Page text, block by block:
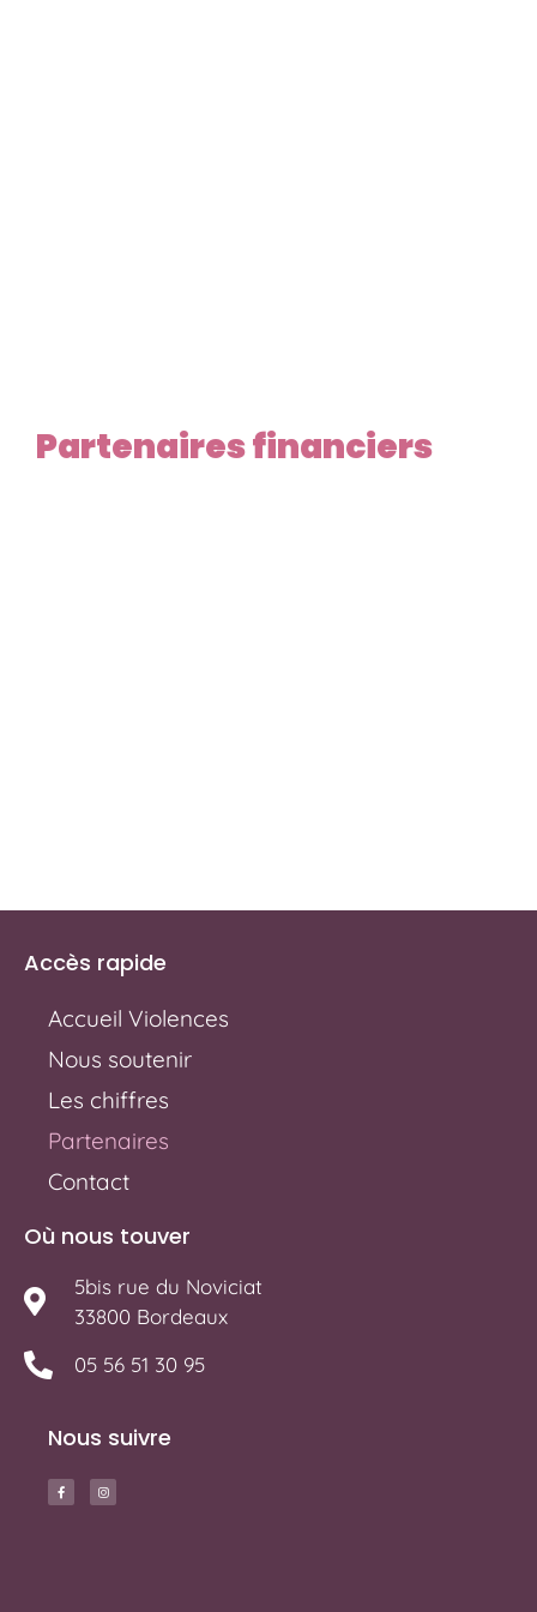
Partenaires financiers
Accès rapide
Accueil Violences
Nous soutenir
Les chiffres
Partenaires
Contact
Où nous touver
5bis rue du Noviciat
33800 Bordeaux
05 56 51 30 95
Nous suivre